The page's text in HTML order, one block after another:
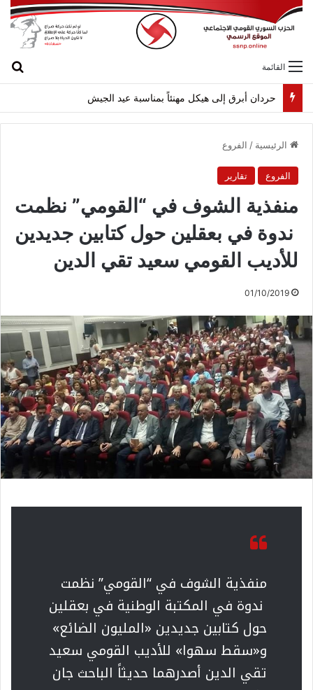
القائمة
حردان أبرق إلى هيكل مهنئاً بمناسبة عيد الجيش
الرئيسية / الفروع
الفروع تقارير
منفذية الشوف في “القومي” نظمت
ندوة في بعقلين حول كتابين جديدين
للأديب القومي سعيد تقي الدين
01/10/2019
منفذية الشوف في “القومي” نظمت
ندوة في المكتبة الوطنية في بعقلين
حول كتابين جديدين «المليون الضائع»
و«سقط سهوا» للأديب القومي سعيد
تقي الدين أصدرهما حديثاً الباحث جان